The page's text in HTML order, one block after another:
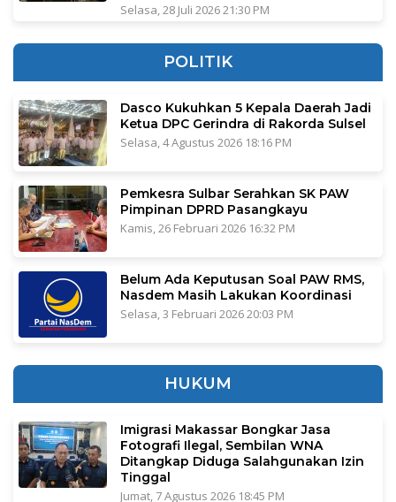
Selasa, 28 Juli 2026 21:30 PM
POLITIK
Dasco Kukuhkan 5 Kepala Daerah Jadi
Ketua DPC Gerindra di Rakorda Sulsel
Selasa, 4 Agustus 2026 18:16 PM
Pemkesra Sulbar Serahkan SK PAW
Pimpinan DPRD Pasangkayu
Kamis, 26 Februari 2026 16:32 PM
Belum Ada Keputusan Soal PAW RMS,
Nasdem Masih Lakukan Koordinasi
Selasa, 3 Februari 2026 20:03 PM
HUKUM
Imigrasi Makassar Bongkar Jasa
Fotografi Ilegal, Sembilan WNA
Ditangkap Diduga Salahgunakan Izin
Tinggal
Jumat, 7 Agustus 2026 18:45 PM